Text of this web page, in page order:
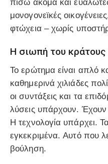
πίσω ακόμα και
μονογονεϊκές
φτώχεια – χωρίς
Η σιωπή του
Το ερώτημα είναι απλό
καθημερινά χιλιάδες
οι συντάξεις και τα
λύσεις υπάρχουν.
Η τεχνολογία υπάρχει.
εγκεκριμένα. Αυτό που
βούληση.